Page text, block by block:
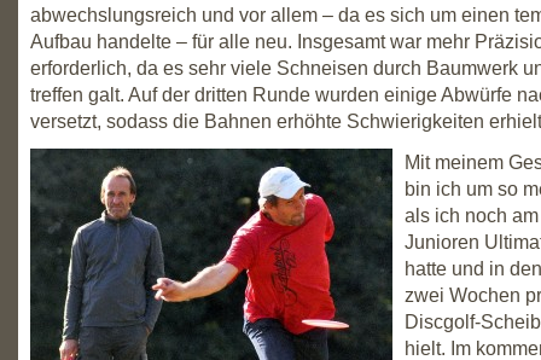
abwechslungsreich und vor allem – da es sich um einen
Aufbau handelte – für alle neu. Insgesamt war mehr
erforderlich, da es sehr viele Schneisen durch Baumwerk
treffen galt. Auf der dritten Runde wurden einige Abwürfe
versetzt, sodass die Bahnen erhöhte Schwierigkeiten
Mit meinem
bin ich um so
als ich noch
Junioren
hatte und in
zwei Wochen
Discgolf-
hielt. Im